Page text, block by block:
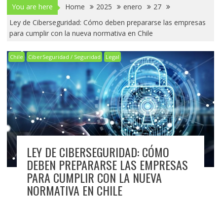
You are here Home 2025 enero
27
Ley de Ciberseguridad: Cómo deben prepararse las empresas
para cumplir con la nueva normativa en Chile
Chile CiberSeguridad / Seguridad Legal
LEY DE CIBERSEGURIDAD: CÓMO
DEBEN PREPARARSE LAS EMPRESAS
PARA CUMPLIR CON LA NUEVA
NORMATIVA EN CHILE